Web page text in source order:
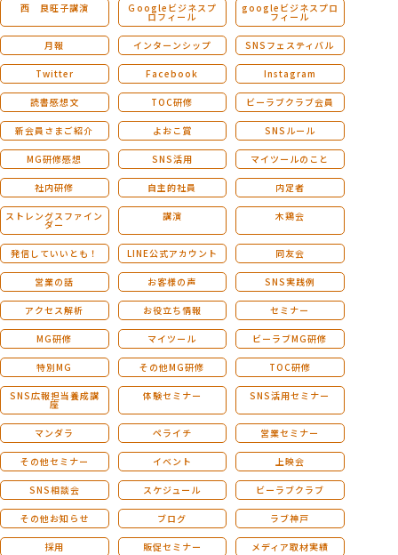
西 良旺子講演 Ｇoogleビジネスプ
ロフィール
googleビジネスプロ
フィール
月報 インターンシップ SNSフェスティバル
Twitter Facebook Instagram
読書感想文 TOC研修 ビーラブクラブ会員
新会員さまご紹介 よおこ賞 SNSルール
MG研修感想 SNS活用 マイツールのこと
社内研修 自主的社員 内定者
ストレングスファイン
ダー
講演 木鶏会
発信していいとも！ LINE公式アカウント 同友会
営業の話 お客様の声 SNS実践例
アクセス解析 お役立ち情報 セミナー
MG研修 マイツール ビーラブMG研修
特別MG その他MG研修 TOC研修
SNS広報担当養成講
座
体験セミナー SNS活用セミナー
マンダラ ペライチ 営業セミナー
その他セミナー イベント 上映会
SNS相談会 スケジュール ビーラブクラブ
その他お知らせ ブログ ラブ神戸
採用 販促セミナー メディア取材実績